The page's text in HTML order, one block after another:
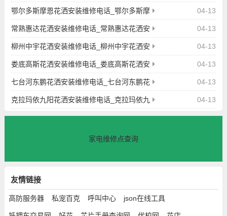
装维修电话号码查询 04-13
鄂尔多斯摩恩花洒安装维修电话_鄂尔多斯摩
恩花洒安装维修电话号码查询 04-13
常熟惠达花洒安装维修电话_常熟惠达花洒安
装维修电话号码查询 04-13
柳州中宇花洒安装维修电话_柳州中宇花洒安
装维修电话号码查询 04-13
娄底高斯花洒安装维修电话_娄底高斯花洒安
装维修电话号码查询 04-13
七台河东鹏花洒安装维修电话_七台河东鹏花
洒安装维修电话号码查询 04-13
克拉玛依九阳花洒安装维修电话_克拉玛依九
阳花洒安装维修电话号码查询
家电维修点查询
友情链接
高防服务器 私宠百克 呼叫中心 json在线工具